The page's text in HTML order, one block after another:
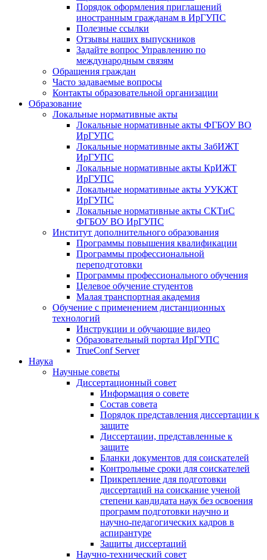
Порядок оформления приглашений
иностранным гражданам в ИрГУПС
Полезные ссылки
Отзывы наших выпускников
Задайте вопрос Управлению по
международным связям
Обращения граждан
Часто задаваемые вопросы
Контакты образовательной организации
Образование
Локальные нормативные акты
Локальные нормативные акты ФГБОУ ВО
ИрГУПС
Локальные нормативные акты ЗабИЖТ
ИрГУПС
Локальные нормативные акты КрИЖТ
ИрГУПС
Локальные нормативные акты УУКЖТ
ИрГУПС
Локальные нормативные акты СКТиС
ФГБОУ ВО ИрГУПС
Институт дополнительного образования
Программы повышения квалификации
Программы профессиональной
переподготовки
Программы профессионального обучения
Целевое обучение студентов
Малая транспортная академия
Обучение с применением дистанционных
технологий
Инструкции и обучающие видео
Образовательный портал ИрГУПС
TrueConf Server
Наука
Научные советы
Диссертационный совет
Информация о совете
Состав совета
Порядок представления диссертации к
защите
Диссертации, представленные к
защите
Бланки документов для соискателей
Контрольные сроки для соискателей
Прикрепление для подготовки
диссертаций на соискание ученой
степени кандидата наук без освоения
программ подготовки научно и
научно-педагогических кадров в
аспирантуре
Защиты диссертаций
Научно-технический совет